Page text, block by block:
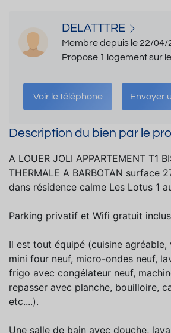
DELATTTRE
Membre depuis le 22/04/
Propose 1 logement sur le
Voir le téléphone Envoyer
Description du bien par le
A LOUER JOLI APPARTEMENT T1
THERMALE A BARBOTAN surface
dans résidence calme Les Lotus 1
Parking privatif et Wifi gratuit
Il est tout équipé (cuisine agréable,
mini four neuf, micro-ondes neuf,
frigo avec congélateur neuf,
repasser avec planche, bouilloire,
etc....).
Une salle de bain avec douche,